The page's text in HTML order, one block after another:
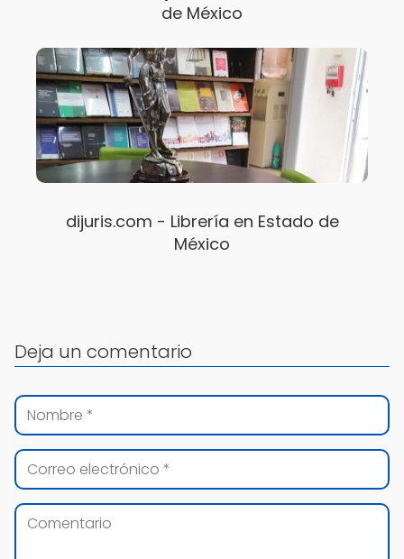
de México
dijuris.com - Librería en Estado de
México
Deja un comentario